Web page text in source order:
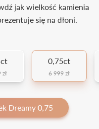
jak wielkość kamienia
się na dłoni.
0,75ct
6 999 zł
Dreamy 0,75